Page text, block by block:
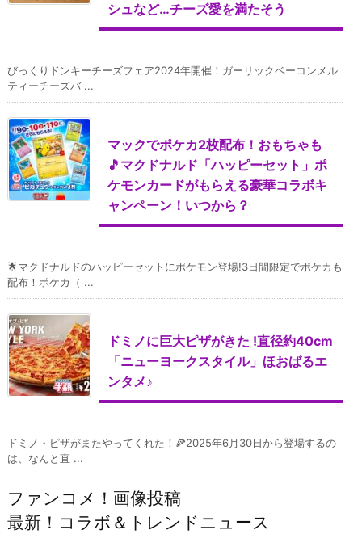
シュなど…チーズ愛を満たそう
びっくりドンキーチーズフェア2024年開催！ガーリックベーコンメル
ティーチーズバ ...
マックでポケカ2枚配布！おもちゃも
🎵マクドナルド「ハッピーセット」ポ
ケモンカードがもらえる豪華コラボキ
ャンペーン！いつから？
🌟マクドナルドのハッピーセットにポケモン登場!3日間限定でポケカも
配布！ポケカ（ ...
ドミノに巨大ピザがきた !直径約40cm
「ニューヨークスタイル」ほおばるエ
ンタメ♪
ドミノ・ピザがまたやってくれた！🍕2025年6月30日から登場するの
は、なんと直 ...
ファンコメ！画像投稿
最新！コラボ＆トレンドニュース